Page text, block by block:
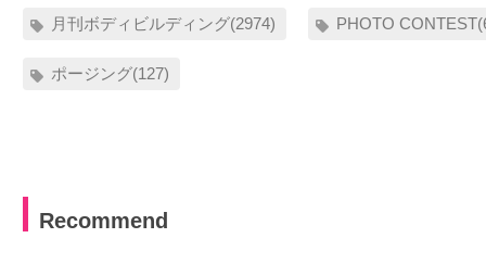
月刊ボディビルディング(2974) PHOTO
ポージング(127)
Recommend